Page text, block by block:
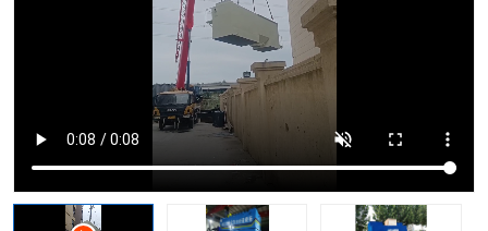
设备
高速服务区收费站污水处 微动力生化污水处理设备
海鲜加工污水处理设备 蒸发器设备价格
客运站污水处理设备 航站楼厕所污水处理设备
UASB厌氧塔 加油站油田景点旅游区污